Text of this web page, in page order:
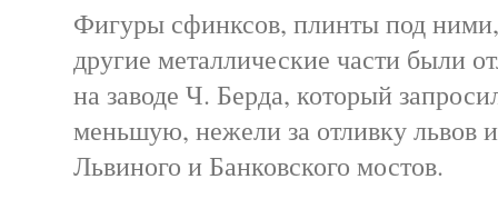
Фигуры сфинксов, плинты под
другие металлические части были
на заводе Ч. Берда, который
меньшую, нежели за отливку львов
Львиного и Банковского мостов.